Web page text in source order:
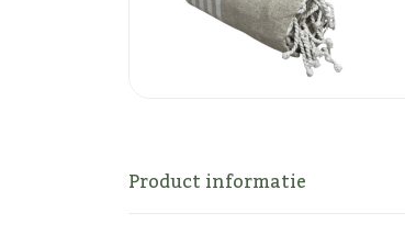
Product informatie